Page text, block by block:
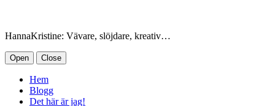
HannaKristine: Vävare, slöjdare, kreativ…
Open Close
Hem
Blogg
Det här är jag!